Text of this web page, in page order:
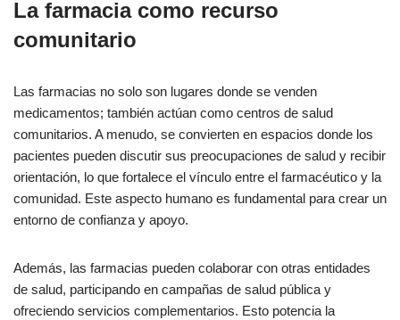
La farmacia como recurso
comunitario
Las farmacias no solo son lugares donde se venden
medicamentos; también actúan como centros de salud
comunitarios. A menudo, se convierten en espacios donde los
pacientes pueden discutir sus preocupaciones de salud y recibir
orientación, lo que fortalece el vínculo entre el farmacéutico y la
comunidad. Este aspecto humano es fundamental para crear un
entorno de confianza y apoyo.
Además, las farmacias pueden colaborar con otras entidades
de salud, participando en campañas de salud pública y
ofreciendo servicios complementarios. Esto potencia la